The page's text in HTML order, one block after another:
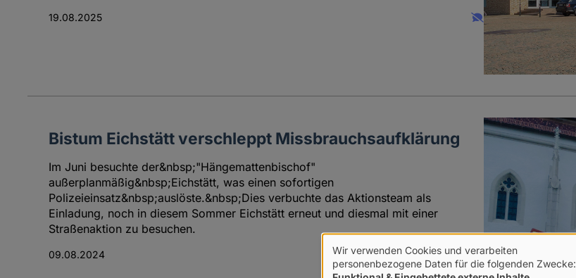
19.08.2025
Bistum Eichstätt verschleppt Missbrauchsaufklärung
Im Juni besuchte der&nbsp;"Hängemattenbischof"
außerplanmäßig&nbsp;Eichstätt, was einen sofortigen
Polizeieinsatz&nbsp;auslöste.&nbsp;Dies verbuchte das Aktionsteam als
Einladung, noch in diesem Sommer Eichstätt erneut und diesmal mit einer
Straßenaktion zu besuchen.
09.08.2024
Verwendung
Wir verwenden Cookies und verarbeiten
personenbezogene Daten für die folgenden Zwecke: